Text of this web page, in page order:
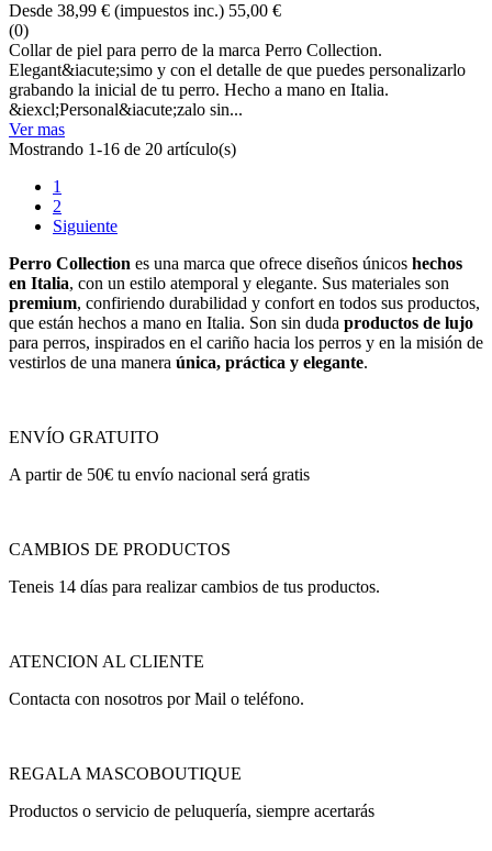
Desde 38,99 € (impuestos inc.) 55,00 €
(0)
Collar de piel para perro de la marca Perro Collection.
Elegant&iacute;simo y con el detalle de que puedes personalizarlo
grabando la inicial de tu perro. Hecho a mano en Italia.
&iexcl;Personal&iacute;zalo sin...
Ver mas
Mostrando 1-16 de 20 artículo(s)
1
2
Siguiente
Perro Collection es una marca que ofrece diseños únicos hechos
en Italia, con un estilo atemporal y elegante. Sus materiales son
premium, confiriendo durabilidad y confort en todos sus productos,
que están hechos a mano en Italia. Son sin duda productos de lujo
para perros, inspirados en el cariño hacia los perros y en la misión de
vestirlos de una manera única, práctica y elegante.
ENVÍO GRATUITO
A partir de 50€ tu envío nacional será gratis
CAMBIOS DE PRODUCTOS
Teneis 14 días para realizar cambios de tus productos.
ATENCION AL CLIENTE
Contacta con nosotros por Mail o teléfono.
REGALA MASCOBOUTIQUE
Productos o servicio de peluquería, siempre acertarás